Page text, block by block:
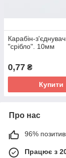
Карабін-
"срібло". 10мм
0,77 ₴
Купити
Про нас
96%
Працює з